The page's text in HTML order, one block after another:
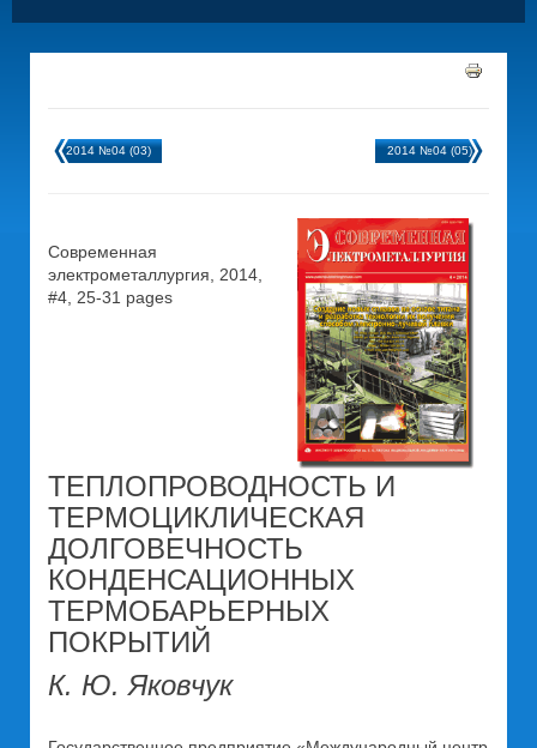
2014 №04 (03) 2014 №04 (05)
Современная
электрометаллургия, 2014,
#4, 25-31 pages
ТЕПЛОПРОВОДНОСТЬ И
ТЕРМОЦИКЛИЧЕСКАЯ
ДОЛГОВЕЧНОСТЬ
КОНДЕНСАЦИОННЫХ
ТЕРМОБАРЬЕРНЫХ
ПОКРЫТИЙ
К. Ю. Яковчук